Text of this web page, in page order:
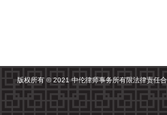
版权所有 © 2021 中伦律师事务所有限法律责任